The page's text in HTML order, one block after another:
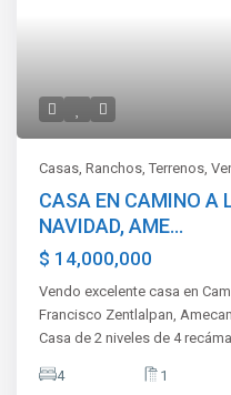
Casas,Ranchos,Terrenos,
CASA EN CAMINO A
NAVIDAD, AME...
$ 14,000,000
Vendo excelente casa en
Francisco Zentlalpan,
Casa de 2 niveles de 4
4 1